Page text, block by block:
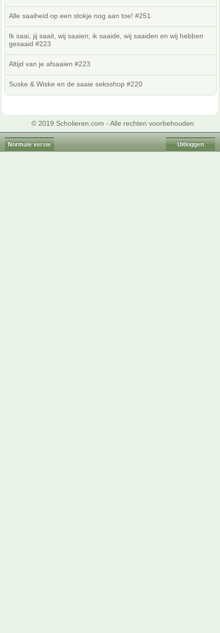
Alle saaiheid op een stokje nog aan toe! #251
Ik saai, jij saait, wij saaien; ik saaide, wij saaiden en wij hebben
gesaaid #223
Altijd van je afsaaien #223
Suske & Wiske en de saaie seksshop #220
© 2019 Scholieren.com - Alle rechten voorbehouden
Normale versie Uitloggen